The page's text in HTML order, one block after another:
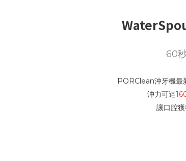
60
PORClean沖牙機
沖力可達
讓口腔